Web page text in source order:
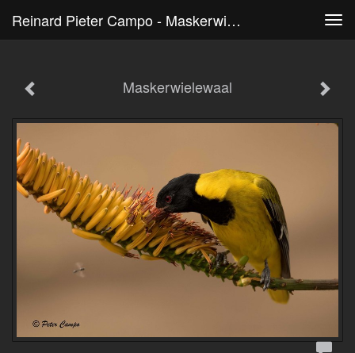
Reinard Pieter Campo - Maskerwielewaal
Maskerwielewaal